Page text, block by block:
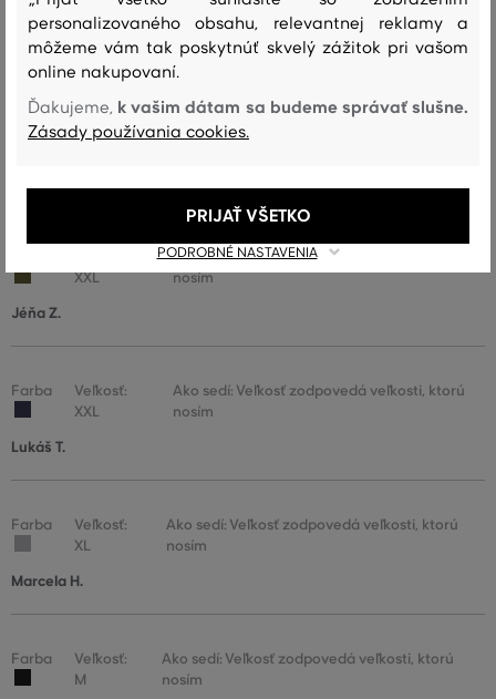
5XL
nosím
Martin M.
Farba
Veľkosť:
XL
Ako sedí: Veľkosť zodpovedá veľkosti, ktorú
nosím
XXL
Ako sedí: Veľkosť zodpovedá veľkosti, ktorú
nosím
Jéňa Z.
Farba
Veľkosť:
XXL
Ako sedí: Veľkosť zodpovedá veľkosti, ktorú
nosím
Lukáš T.
Farba
Veľkosť:
XL
Ako sedí: Veľkosť zodpovedá veľkosti, ktorú
nosím
Marcela H.
Farba
Veľkosť:
M
Ako sedí: Veľkosť zodpovedá veľkosti, ktorú
nosím
personalizovaného obsahu, relevantnej reklamy a
môžeme vám tak poskytnúť skvelý zážitok pri vašom
online nakupovaní.
Ďakujeme, k vašim dátam sa budeme správať slušne.
Zásady používania cookies.
PODROBNÉ NASTAVENIA
PRIJAŤ VŠETKO